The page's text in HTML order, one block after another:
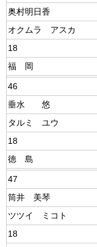
奥村明日香
オクムラ アスカ
18
福 岡
46
垂水 悠
タルミ ユウ
18
徳 島
47
筒井 美琴
ツツイ ミコト
18